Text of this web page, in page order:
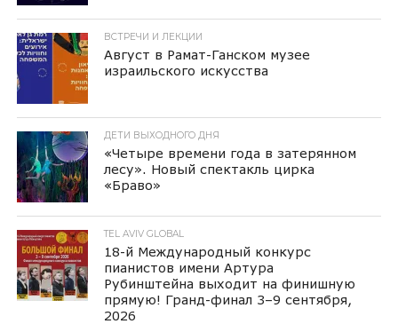
ВСТРЕЧИ И ЛЕКЦИИ
Август в Рамат-Ганском музее
израильского искусства
ДЕТИ ВЫХОДНОГО ДНЯ
«Четыре времени года в затерянном
лесу». Новый спектакль цирка
«Браво»
TEL AVIV GLOBAL
18-й Международный конкурс
пианистов имени Артура
Рубинштейна выходит на финишную
прямую! Гранд-финал 3–9 сентября,
2026